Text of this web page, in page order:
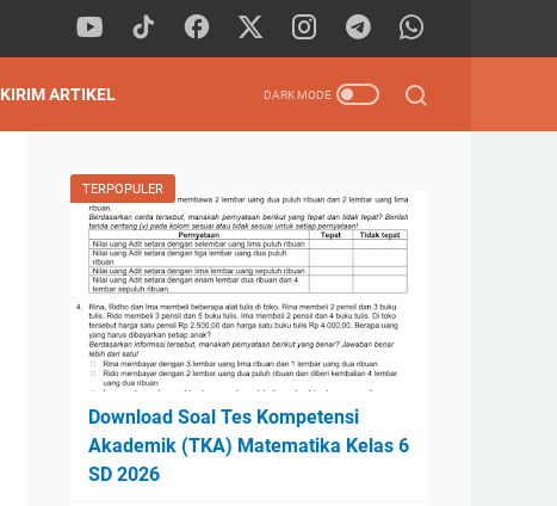
KIRIM ARTIKEL
TERPOPULER
Download Soal Tes Kompetensi
Akademik (TKA) Matematika Kelas 6
SD 2026